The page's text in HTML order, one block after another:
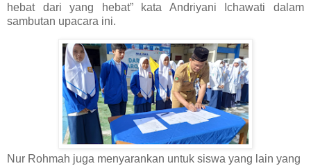
hebat dari yang hebat” kata Andriyani Ichawati dalam
sambutan upacara ini.
Nur Rohmah juga menyarankan untuk siswa yang lain yang